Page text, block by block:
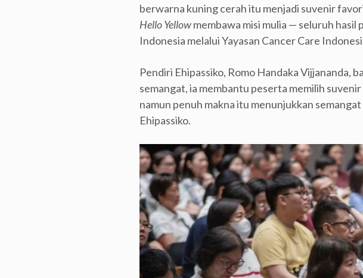
berwarna kuning cerah itu menjadi suvenir
Hello Yellowmembawa misi mulia — seluruh
Indonesia melalui Yayasan Cancer Care
Pendiri Ehipassiko, Romo Handaka Vijjananda,
semangat, ia membantu peserta memilih
namun penuh makna itu menunjukkan
Ehipassiko.